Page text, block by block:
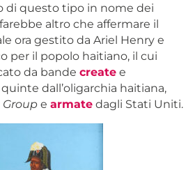
di questo tipo in nome dei
altro che affermare il
ora gestito da Ariel Henry e
per il popolo haitiano, il cui
da bande create e
dall’oligarchia haitiana,
Group e armate dagli Stati Uniti.